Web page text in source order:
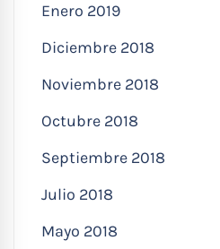
Enero 2019
Diciembre 2018
Noviembre 2018
Octubre 2018
Septiembre 2018
Julio 2018
Mayo 2018